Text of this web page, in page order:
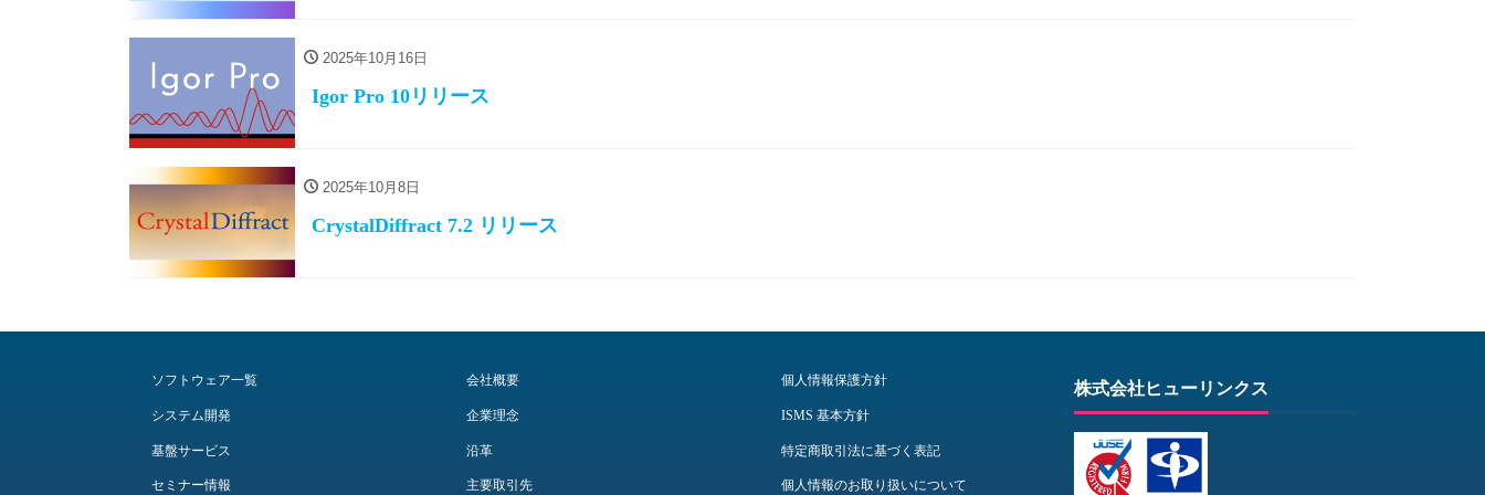
2025年10月16日
Igor Pro 10リリース
2025年10月8日
CrystalDiffract 7.2 リリース
ソフトウェア一覧
システム開発
基盤サービス
セミナー情報
会社概要
企業理念
沿革
主要取引先
個人情報保護方針
ISMS 基本方針
特定商取引法に基づく表記
個人情報のお取り扱いについて
株式会社ヒューリンクス